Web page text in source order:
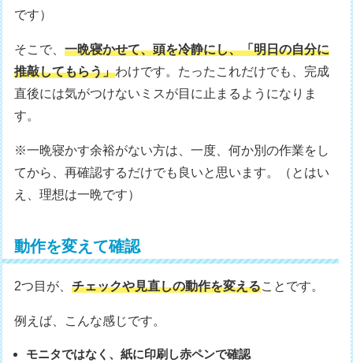
です）
そこで、一晩寝かせて、頭を冷静にし、「明日の自分に
推敲してもらう」わけです。たったこれだけでも、完成
直後には気がつけないミスが目に止まるようになりま
す。
※一晩寝かす余裕がない方は、一度、何か別の作業をし
てから、再確認するだけでも良いと思います。（とはい
え、理想は一晩です）
動作を変えて確認
2つ目が、チェックや見直しの動作を変えることです。
例えば、こんな感じです。
モニタではなく、紙に印刷し赤ペンで確認